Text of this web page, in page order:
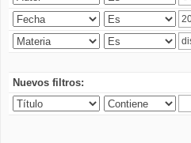
Nuevos filtros: